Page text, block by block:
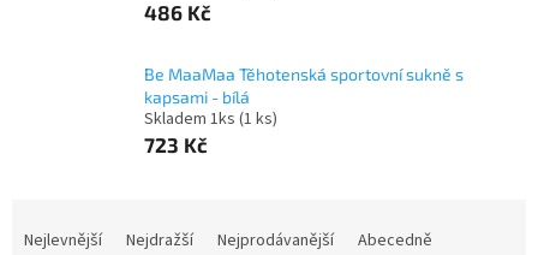
486 Kč
Be MaaMaa Těhotenská sportovní sukně s
kapsami - bílá
Skladem 1ks (1 ks)
723 Kč
Nejlevnější Nejdražší Nejprodávanější Abecedně